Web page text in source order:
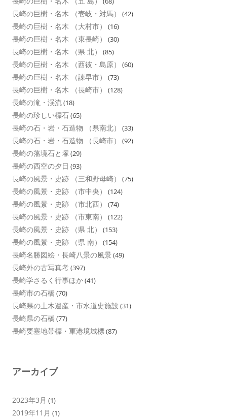
長崎の巨樹・名木 （壱岐・対馬） (42)
長崎の巨樹・名木 （大村市） (16)
長崎の巨樹・名木 （東長崎） (30)
長崎の巨樹・名木 （県 北） (85)
長崎の巨樹・名木 （西彼・島原） (60)
長崎の巨樹・名木 （諌早市） (73)
長崎の巨樹・名木 （長崎市） (128)
長崎の滝・渓流(18)
長崎の珍しい標石(65)
長崎の石・岩・石造物 （県南北） (33)
長崎の石・岩・石造物 （長崎市） (92)
長崎の藩境石と塚 (29)
長崎の西空の夕日 (93)
長崎の風景・史跡 （三和野母崎） (75)
長崎の風景・史跡 （市中央） (124)
長崎の風景・史跡 （市北西） (74)
長崎の風景・史跡 （市東南） (122)
長崎の風景・史跡 （県 北） (153)
長崎の風景・史跡 （県 南） (154)
長崎名勝図絵・長崎八景の風景 (49)
長崎外の古写真考(397)
長崎学さるく行事ほか(41)
長崎市の石橋 (70)
長崎県の土木遺産・市水道史施設 (31)
長崎県の石橋 (77)
長崎要塞地帯標・軍港境域標(87)
アーカイブ
2023年3月 (1)
2019年11月 (1)